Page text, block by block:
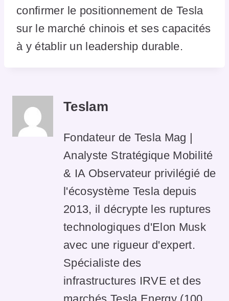
confirmer le positionnement de Tesla
sur le marché chinois et ses capacités
à y établir un leadership durable.
Teslam
Fondateur de Tesla Mag |
Analyste Stratégique Mobilité
& IA Observateur privilégié de
l'écosystème Tesla depuis
2013, il décrypte les ruptures
technologiques d'Elon Musk
avec une rigueur d'expert.
Spécialiste des
infrastructures IRVE et des